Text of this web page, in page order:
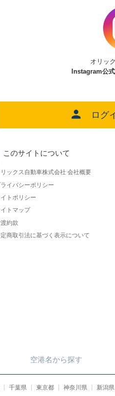
オリッ
Instagram公
ログ
このサイトについて
ックス自動車株式会社 会社概要
イバシーポリシー
トポリシー
トマップ
約款
商取引法に基づく表示について
空港名から探す
千葉県 東京都 神奈川県 新潟県